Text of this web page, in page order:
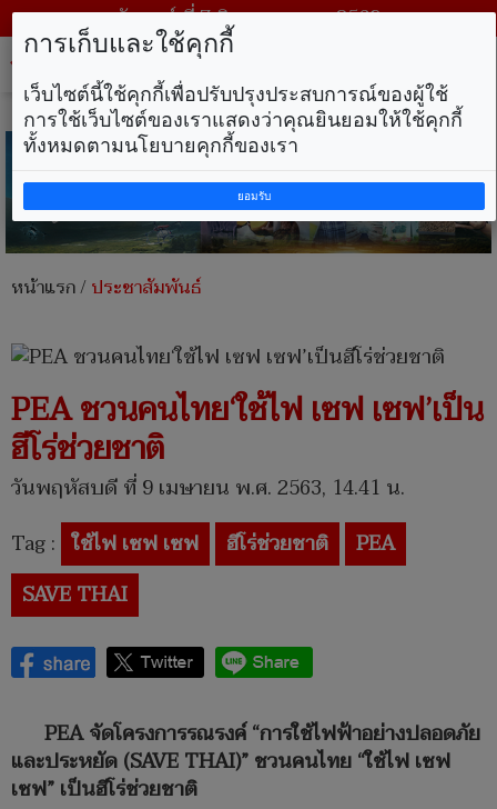
วันศุกร์ ที่ 7 สิงหาคม พ.ศ. 2569
หน้าแรก/ประชาสัมพันธ์
PEA ชวนคนไทย‘ใช้ไฟ เซฟ เซฟ’เป็น
ฮีโร่ช่วยชาติ
วันพฤหัสบดี ที่ 9 เมษายน พ.ศ. 2563, 14.41 น.
Tag : ใช้ไฟ เซฟ เซฟ ฮีโร่ช่วยชาติ
PEA
SAVE THAI
PEA จัดโครงการรณรงค์ “การใช้ไฟฟ้าอย่างปลอดภัย
และประหยัด (SAVE THAI)” ชวนคนไทย “ใช้ไฟ เซฟ
เซฟ” เป็นฮีโร่ช่วยชาติ
การเก็บและใช้คุกกี้
เว็บไซต์นี้ใช้คุกกี้เพื่อปรับปรุงประสบการณ์ของผู้ใช้
การใช้เว็บไซต์ของเราแสดงว่าคุณยินยอมให้ใช้คุกกี้
ทั้งหมดตามนโยบายคุกกี้ของเรา
ยอมรับ